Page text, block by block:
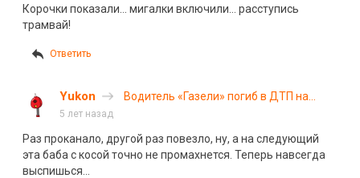
Корочки показали… мигалки включили… расступись
трамвай!
Ответить
Yukon
Водитель «Газели» погиб в ДТП на
5 лет назад
Раз проканало, другой раз повезло, ну, а на следующий
эта баба с косой точно не промахнется. Теперь навсегда
выспишься…